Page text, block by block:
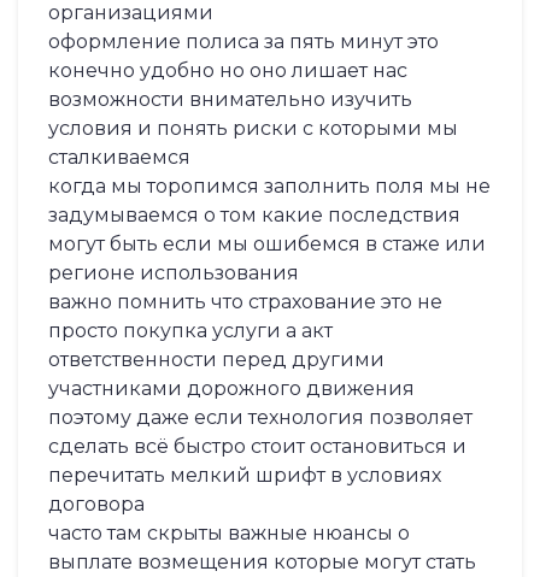
организациями
оформление полиса за пять минут это
конечно удобно но оно лишает нас
возможности внимательно изучить
условия и понять риски с которыми мы
сталкиваемся
когда мы торопимся заполнить поля мы не
задумываемся о том какие последствия
могут быть если мы ошибемся в стаже или
регионе использования
важно помнить что страхование это не
просто покупка услуги а акт
ответственности перед другими
участниками дорожного движения
поэтому даже если технология позволяет
сделать всё быстро стоит остановиться и
перечитать мелкий шрифт в условиях
договора
часто там скрыты важные нюансы о
выплате возмещения которые могут стать